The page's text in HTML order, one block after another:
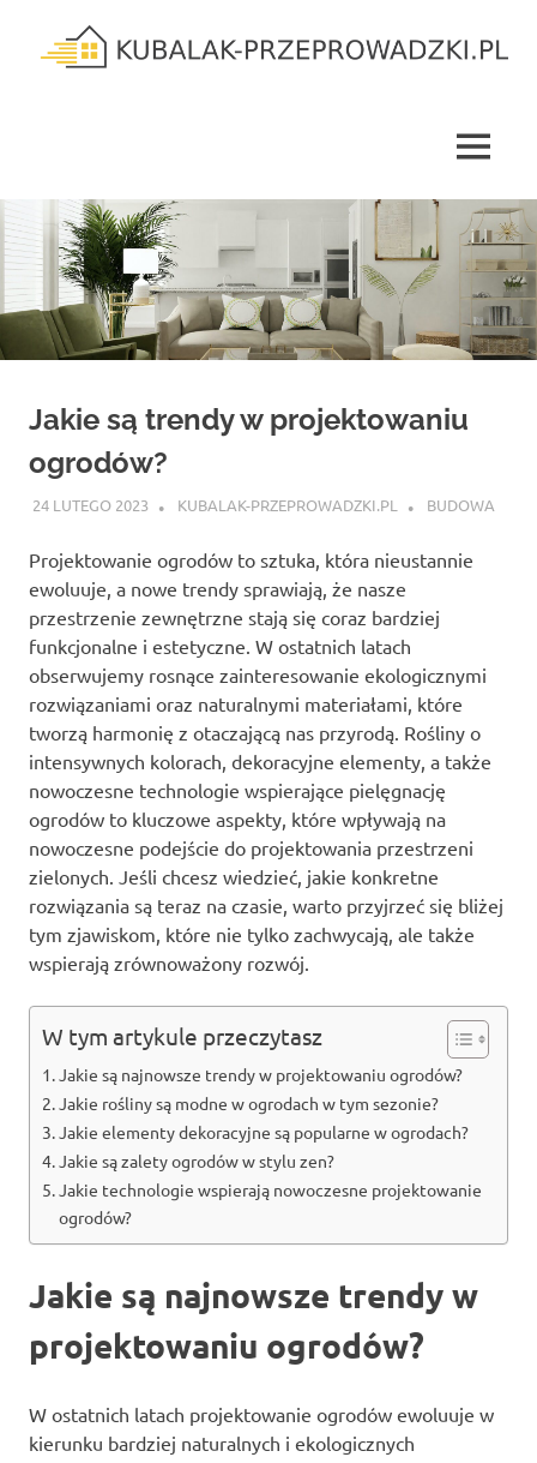
content
MENU
Jakie są trendy w projektowaniu
ogrodów?
24 LUTEGO 2023 KUBALAK-PRZEPROWADZKI.PL BUDOWA
Projektowanie ogrodów to sztuka, która nieustannie
ewoluuje, a nowe trendy sprawiają, że nasze
przestrzenie zewnętrzne stają się coraz bardziej
funkcjonalne i estetyczne. W ostatnich latach
obserwujemy rosnące zainteresowanie ekologicznymi
rozwiązaniami oraz naturalnymi materiałami, które
tworzą harmonię z otaczającą nas przyrodą. Rośliny o
intensywnych kolorach, dekoracyjne elementy, a także
nowoczesne technologie wspierające pielęgnację
ogrodów to kluczowe aspekty, które wpływają na
nowoczesne podejście do projektowania przestrzeni
zielonych. Jeśli chcesz wiedzieć, jakie konkretne
rozwiązania są teraz na czasie, warto przyjrzeć się bliżej
tym zjawiskom, które nie tylko zachwycają, ale także
wspierają zrównoważony rozwój.
W tym artykule przeczytasz
Jakie są najnowsze trendy w projektowaniu ogrodów?
Jakie rośliny są modne w ogrodach w tym sezonie?
Jakie elementy dekoracyjne są popularne w ogrodach?
Jakie są zalety ogrodów w stylu zen?
Jakie technologie wspierają nowoczesne projektowanie
ogrodów?
Jakie są najnowsze trendy w
projektowaniu ogrodów?
W ostatnich latach projektowanie ogrodów ewoluuje w
kierunku bardziej naturalnych i ekologicznych